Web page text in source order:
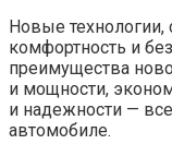
Новые
комфортность и
преимущества
и мощности,
и надежности —
автомобиле.